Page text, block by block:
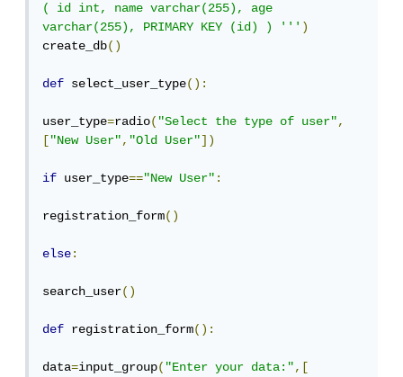
( id int, name varchar(255), age
varchar(255), PRIMARY KEY (id) ) ''')
create_db()
def select_user_type():
user_type=radio("Select the type of user",
["New User","Old User"])
if user_type=="New User":
registration_form()
else:
search_user()
def registration_form():
data=input_group("Enter your data:",[